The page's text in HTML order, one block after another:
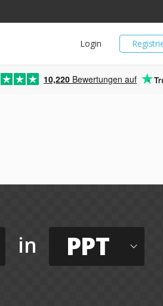
Login
10,220 Bewertungen auf
in PPT